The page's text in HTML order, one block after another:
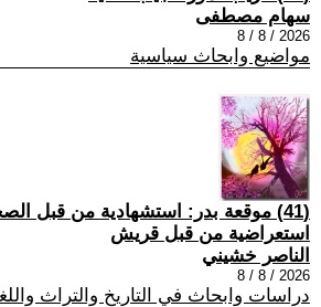
سهام مصطفى
2026 / 8 / 8
مواضيع وابحاث سياسية
(41) موقعة بدر: استشهادية من قبل
استعراضية من قبل قريش
الناصر خشيني
2026 / 8 / 8
دراسات وابحاث في التاريخ والتراث